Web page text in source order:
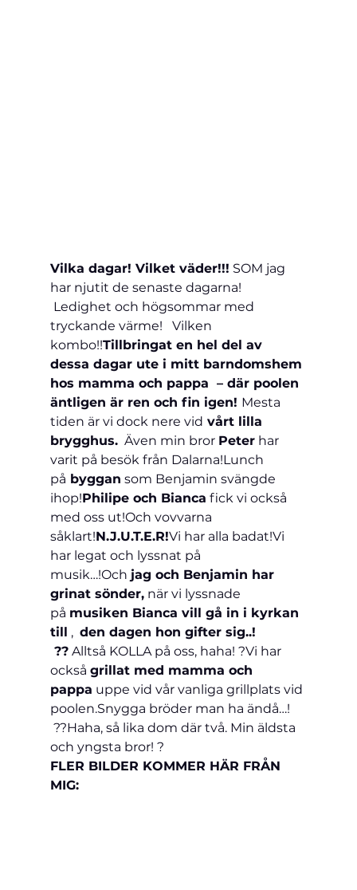
Vilka dagar! Vilket väder!!! SOM jag
har njutit de senaste dagarna!
Ledighet och högsommar med
tryckande värme!   Vilken
kombo!!Tillbringat en hel del av
dessa dagar ute i mitt barndomshem
hos mamma och pappa  – där poolen
äntligen är ren och fin igen! Mesta
tiden är vi dock nere vid vårt lilla
brygghus. Även min bror Peter har
varit på besök från Dalarna!Lunch
på byggan som Benjamin svängde
ihop!Philipe och Bianca fick vi också
med oss ut!Och vovvarna
såklart!N.J.U.T.E.R!Vi har alla badat!Vi
har legat och lyssnat på
musik…!Och jag och Benjamin har
grinat sönder, när vi lyssnade
på musiken Bianca vill gå in i kyrkan
till , den dagen hon gifter sig..!
?? Alltså KOLLA på oss, haha! ?Vi har
också grillat med mamma och
pappa uppe vid vår vanliga grillplats vid
poolen.Snygga bröder man ha ändå…!
??Haha, så lika dom där två. Min äldsta
och yngsta bror! ?
FLER BILDER KOMMER HÄR FRÅN
MIG: